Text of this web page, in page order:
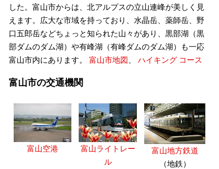
した。富山市からは、北アルプスの立山連峰が美しく見
えます。広大な市域を持っており、水晶岳、薬師岳、野
口五郎岳などちょっと知られた山々があり、黒部湖（黒
部ダムのダム湖）や有峰湖（有峰ダムのダム湖）も一応
富山市内にあります。 富山市地図 ハイキング コース
富山市の交通機関
富山空港
富山ライトレー
ル
富山地方鉄道
（地鉄）